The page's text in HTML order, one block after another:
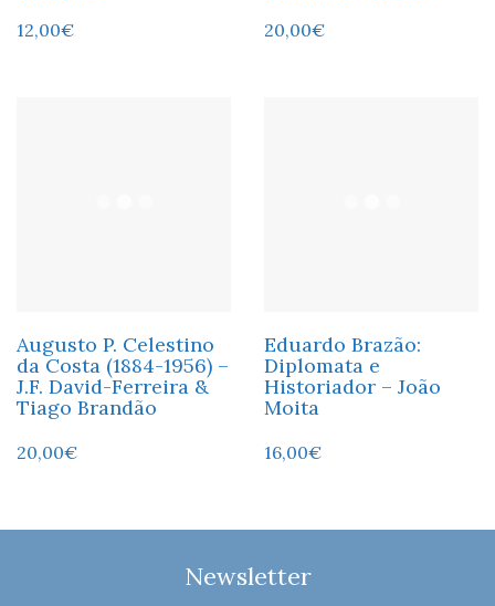
12,00€ 20,00€
Augusto P. Celestino
da Costa (1884-1956) –
J.F. David-Ferreira &
Tiago Brandão
20,00€
Eduardo Brazão:
Diplomata e
Historiador – João
Moita
16,00€
Newsletter